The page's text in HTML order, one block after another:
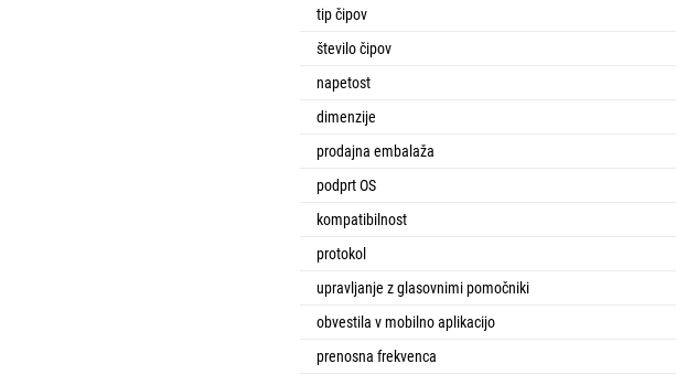
tip čipov
število čipov
napetost
dimenzije
prodajna embalaža
podprt OS
kompatibilnost
protokol
upravljanje z glasovnimi pomočniki
obvestila v mobilno aplikacijo
prenosna frekvenca